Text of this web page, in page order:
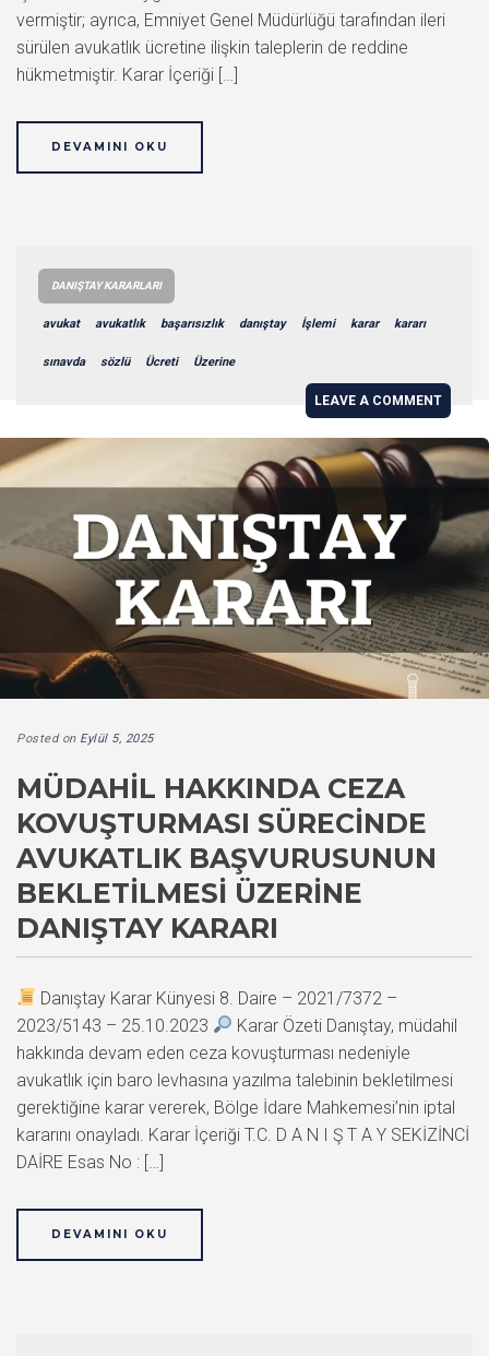
vermiştir; ayrıca, Emniyet Genel Müdürlüğü tarafından ileri
sürülen avukatlık ücretine ilişkin taleplerin de reddine
hükmetmiştir. Karar İçeriği […]
DEVAMINI OKU
DANIŞTAY KARARLARI
avukat avukatlık başarısızlık danıştay İşlemi karar kararı
sınavda sözlü Ücreti Üzerine
LEAVE A COMMENT
Posted on Eylül 5, 2025
MÜDAHIL HAKKINDA CEZA
KOVUŞTURMASI SÜRECINDE
AVUKATLIK BAŞVURUSUNUN
BEKLETILMESI ÜZERINE
DANIŞTAY KARARI
Danıştay Karar Künyesi 8. Daire – 2021/7372 –
2023/5143 – 25.10.2023
Karar Özeti Danıştay, müdahil
hakkında devam eden ceza kovuşturması nedeniyle
avukatlık için baro levhasına yazılma talebinin bekletilmesi
gerektiğine karar vererek, Bölge İdare Mahkemesi’nin iptal
kararını onayladı. Karar İçeriği T.C. D A N I Ş T A Y SEKİZİNCİ
DAİRE Esas No : […]
DEVAMINI OKU